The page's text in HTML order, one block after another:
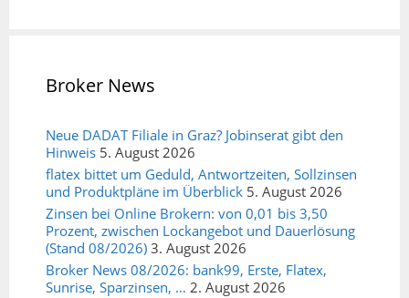
Broker News
Neue DADAT Filiale in Graz? Jobinserat gibt den
Hinweis 5. August 2026
flatex bittet um Geduld, Antwortzeiten, Sollzinsen
und Produktpläne im Überblick 5. August 2026
Zinsen bei Online Brokern: von 0,01 bis 3,50
Prozent, zwischen Lockangebot und Dauerlösung
(Stand 08/2026) 3. August 2026
Broker News 08/2026: bank99, Erste, Flatex,
Sunrise, Sparzinsen, … 2. August 2026